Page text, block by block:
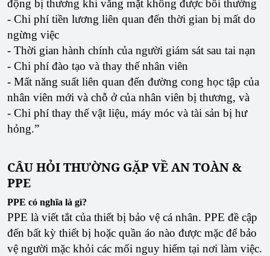
động bị thương khi vắng mặt không được bồi thường
- Chi phí tiền lương liên quan đến thời gian bị mất do
ngừng việc
- Thời gian hành chính của người giám sát sau tai nạn
- Chi phí đào tạo và thay thế nhân viên
- Mất năng suất liên quan đến đường cong học tập của
nhân viên mới và chỗ ở của nhân viên bị thương, và
- Chi phí thay thế vật liệu, máy móc và tài sản bị hư
hỏng.”
CÂU HỎI THƯỜNG GẶP VỀ AN TOÀN &
PPE
PPE có nghĩa là gì?
PPE là viết tắt của thiết bị bảo vệ cá nhân. PPE đề cập
đến bất kỳ thiết bị hoặc quần áo nào được mặc để bảo
vệ người mặc khỏi các mối nguy hiểm tại nơi làm việc.